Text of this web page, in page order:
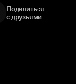
Поделиться
с друзьями